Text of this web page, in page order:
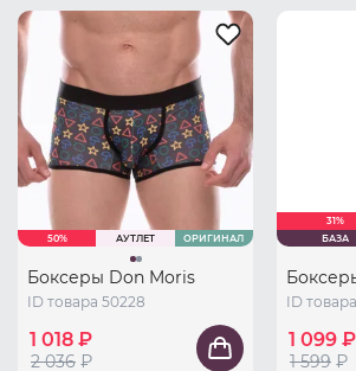
50% АУТЛЕТ ОРИГИНАЛ
Боксеры Don Moris
ID товара 50228
1 018 ₽
2 036 ₽
31%
БАЗА
ID
1 099 ₽
1 599 ₽